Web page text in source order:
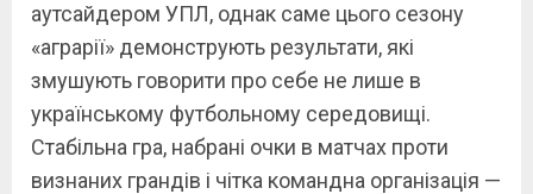
аутсайдером УПЛ, однак саме цього сезону
«аграрії» демонструють результати, які
змушують говорити про себе не лише в
українському футбольному середовищі.
Стабільна гра, набрані очки в матчах проти
визнаних грандів і чітка командна організація —